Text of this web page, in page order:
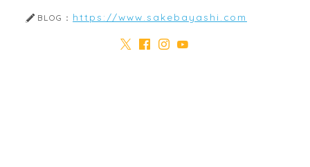
BLOG： https://www.sakebayashi.com